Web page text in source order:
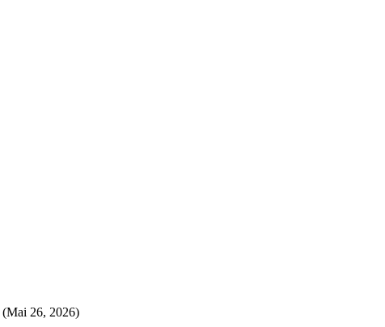
(Mai 26, 2026)